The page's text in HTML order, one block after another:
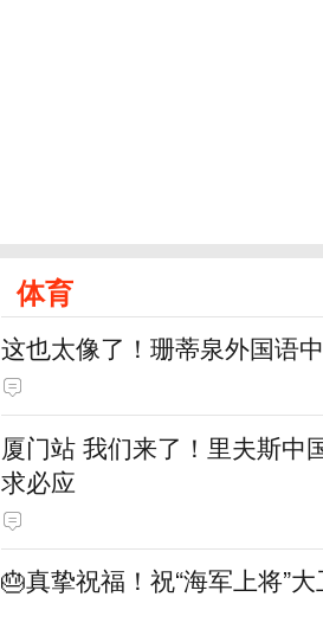
体育
这也太像了！珊蒂泉外国语
厦门站 我们来了！里夫斯中
求必应
🎂真挚祝福！祝“海军上将”